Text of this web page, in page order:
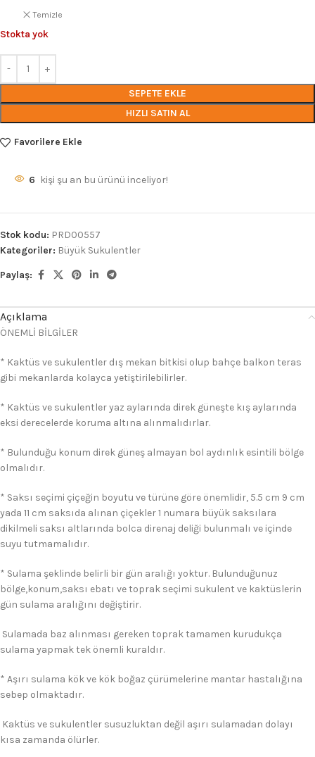
Temizle
Stokta yok
SEPETE EKLE
HIZLI SATIN AL
Favorilere Ekle
6 kişi şu an bu ürünü inceliyor!
Stok kodu: PRD00557
Kategoriler: Büyük Sukulentler
Paylaş:
Açıklama
ÖNEMLİ BİLGİLER
* Kaktüs ve sukulentler dış mekan bitkisi olup bahçe balkon teras
gibi mekanlarda kolayca yetiştirilebilirler.
* Kaktüs ve sukulentler yaz aylarında direk güneşte kış aylarında
eksi derecelerde koruma altına alınmalıdırlar.
* Bulunduğu konum direk güneş almayan bol aydınlık esintili bölge
olmalıdır.
* Saksı seçimi çiçeğin boyutu ve türüne göre önemlidir, 5.5 cm 9 cm
yada 11 cm saksıda alınan çiçekler 1 numara büyük saksılara
dikilmeli saksı altlarında bolca direnaj deliği bulunmalı ve içinde
suyu tutmamalıdır.
* Sulama şeklinde belirli bir gün aralığı yoktur. Bulunduğunuz
bölge,konum,saksı ebatı ve toprak seçimi sukulent ve kaktüslerin
gün sulama aralığını değiştirir.
Sulamada baz alınması gereken toprak tamamen kurudukça
sulama yapmak tek önemli kuraldır.
* Aşırı sulama kök ve kök boğaz çürümelerine mantar hastalığına
sebep olmaktadır.
Kaktüs ve sukulentler susuzluktan değil aşırı sulamadan dolayı
kısa zamanda ölürler.